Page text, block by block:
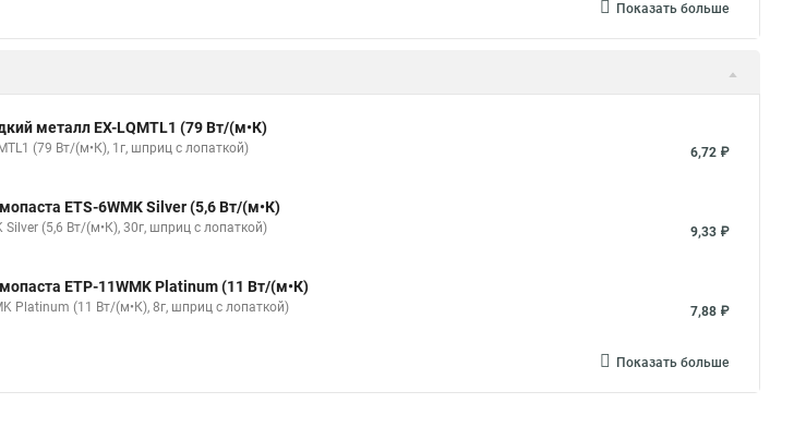
Показать больше
металл EX-LQMTL1 (79 Вт/(м•К)
(79 Вт/(м•К), 1г, шприц с лопаткой) 6,72 ₽
ETS-6WMK Silver (5,6 Вт/(м•К)
Silver (5,6 Вт/(м•К), 30г, шприц с лопаткой) 9,33 ₽
ETP-11WMK Platinum (11 Вт/(м•К)
Platinum (11 Вт/(м•К), 8г, шприц с лопаткой) 7,88 ₽
Показать больше